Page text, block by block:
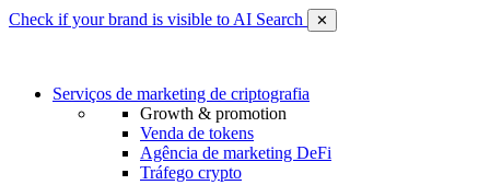
Check if your brand is visible to AI Search ✕
Serviços de marketing de criptografia
Growth & promotion
Venda de tokens
Agência de marketing DeFi
Tráfego crypto